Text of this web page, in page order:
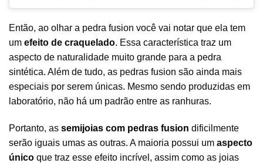
Então, ao olhar a pedra fusion você vai notar que ela tem
um efeito de craquelado. Essa característica traz um
aspecto de naturalidade muito grande para a pedra
sintética. Além de tudo, as pedras fusion são ainda mais
especiais por serem únicas. Mesmo sendo produzidas em
laboratório, não há um padrão entre as ranhuras.
Portanto, as semijoias com pedras fusion dificilmente
serão iguais umas as outras. A maioria possui um aspecto
único que traz esse efeito incrível, assim como as joias